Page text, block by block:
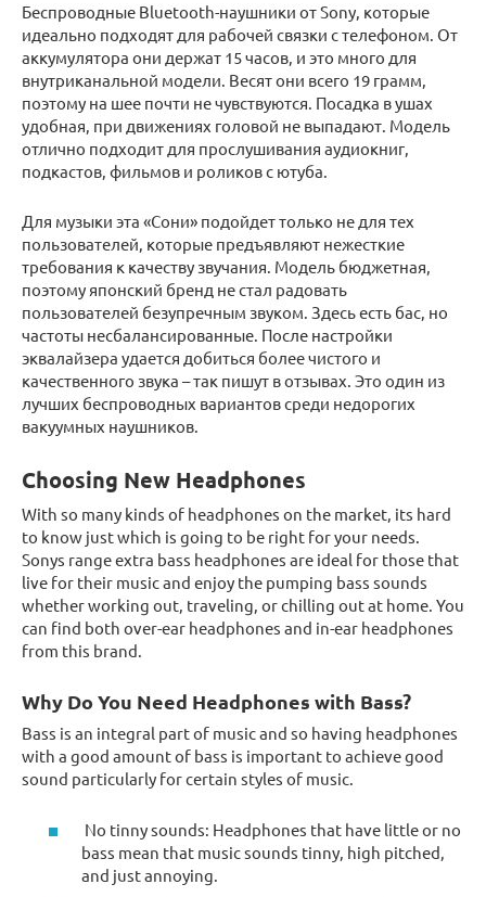
Беспроводные Bluetooth-наушники от Sony, которые
идеально подходят для рабочей связки с телефоном. От
аккумулятора они держат 15 часов, и это много для
внутриканальной модели. Весят они всего 19 грамм,
поэтому на шее почти не чувствуются. Посадка в ушах
удобная, при движениях головой не выпадают. Модель
отлично подходит для прослушивания аудиокниг,
подкастов, фильмов и роликов с ютуба.
Для музыки эта «Сони» подойдет только не для тех
пользователей, которые предъявляют нежесткие
требования к качеству звучания. Модель бюджетная,
поэтому японский бренд не стал радовать
пользователей безупречным звуком. Здесь есть бас, но
частоты несбалансированные. После настройки
эквалайзера удается добиться более чистого и
качественного звука – так пишут в отзывах. Это один из
лучших беспроводных вариантов среди недорогих
вакуумных наушников.
Choosing New Headphones
With so many kinds of headphones on the market, its hard
to know just which is going to be right for your needs.
Sonys range extra bass headphones are ideal for those that
live for their music and enjoy the pumping bass sounds
whether working out, traveling, or chilling out at home. You
can find both over-ear headphones and in-ear headphones
from this brand.
Why Do You Need Headphones with Bass?
Bass is an integral part of music and so having headphones
with a good amount of bass is important to achieve good
sound particularly for certain styles of music.
No tinny sounds: Headphones that have little or no
bass mean that music sounds tinny, high pitched,
and just annoying.